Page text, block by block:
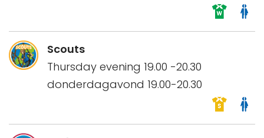
Scouts
Thursday evening 19.00 -20.30
donderdagavond 19.00-20.30